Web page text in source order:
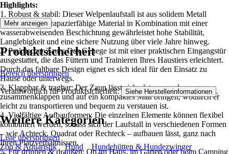
Highlights:
1. Robust & stabil: Dieser Welpenlaufstall ist aus solidem Metall
gefertigt. Das strapazierfähige Material in Kombination mit einer
wasserabweisenden Beschichtung gewährleistet hohe Stabilität,
Langlebigkeit und eine sichere Nutzung über viele Jahre hinweg.
2. Praktischer Zaun: Das Gehege ist mit einer praktischen Eingangstür
ausgestattet, die das Füttern und Trainieren Ihres Haustiers erleichtert.
Durch das faltbare Design eignet es sich ideal für den Einsatz zu
Hause oder unterwegs.
3. Klappbar & tragbar: Der Zaun lässt sich platzsparend
zusammenklappen und auf ein kompaktes Maß bringen, wodurch er
leicht zu transportieren und bequem zu verstauen ist.
4. Vielfältige Aufbauformen: Die einzelnen Elemente können flexibel
kombiniert werden, sodass sich der Laufstall in verschiedenen Formen
– wie Achteck, Quadrat oder Rechteck – aufbauen lässt, ganz nach
Ihren Platzverhältnissen.
5. Für drinnen & draußen: Ob im Haus, im Garten oder beim Camping
Mehr anzeigen
Produktsicherheit
Bereich überspringen
Verantwortlich für Produktsicherheit: Siehe Herstellerinformationen .
Weitere Kategorien
Liste überspringen
Zoo & Aquaristik
Hund
Hundehütten & Hundezwinger